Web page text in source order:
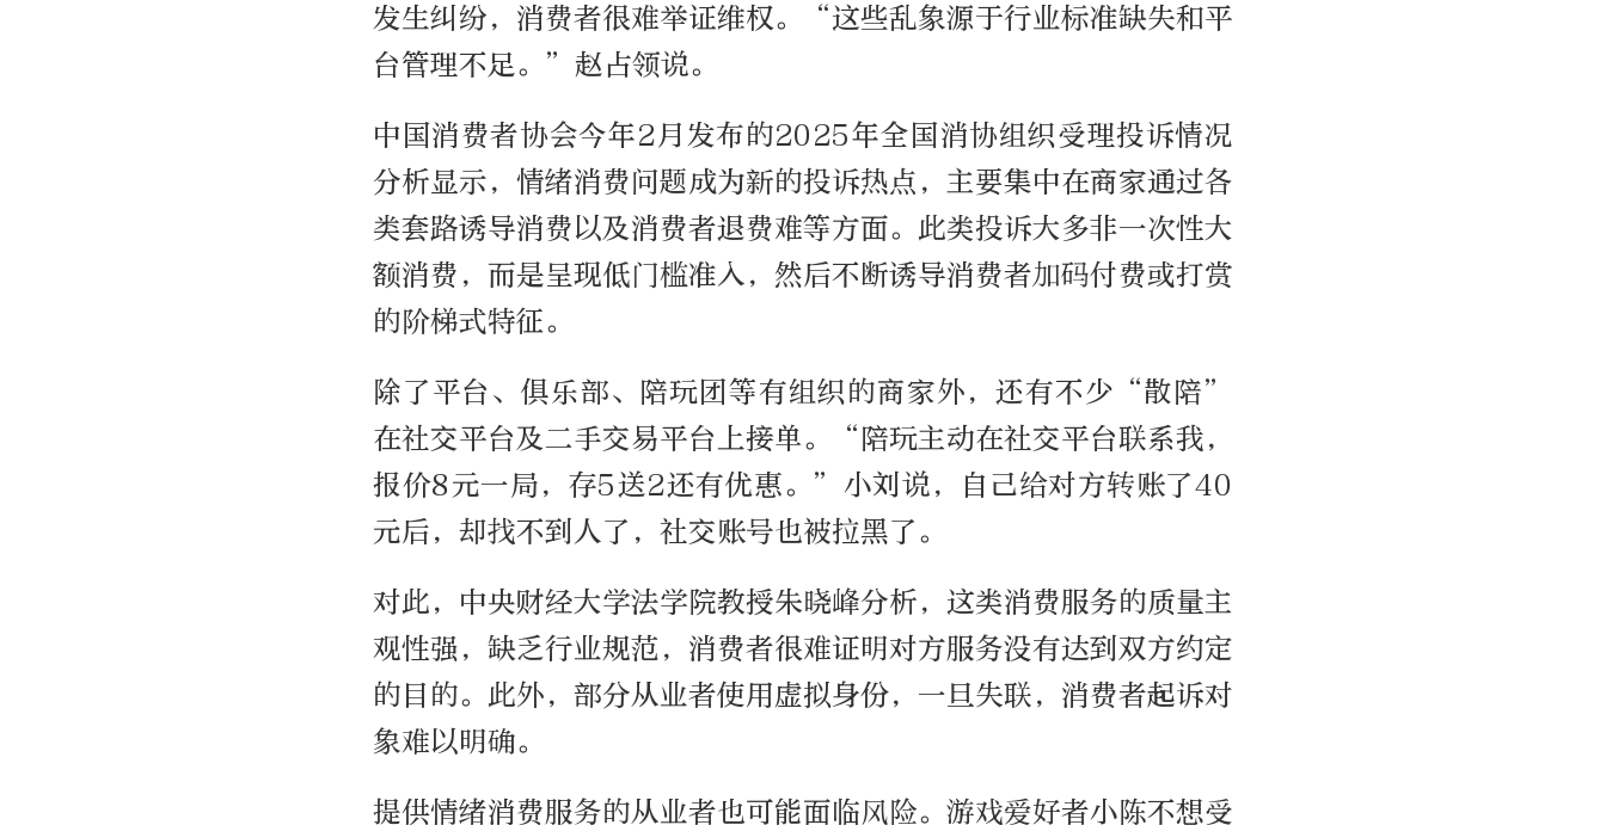
发生纠纷，消费者很难举证维权。“这些乱象源于行业标准缺失和平
台管理不足。”赵占领说。
中国消费者协会今年2月发布的2025年全国消协组织受理投诉情况
分析显示，情绪消费问题成为新的投诉热点，主要集中在商家通过各
类套路诱导消费以及消费者退费难等方面。此类投诉大多非一次性大
额消费，而是呈现低门槛准入，然后不断诱导消费者加码付费或打赏
的阶梯式特征。
除了平台、俱乐部、陪玩团等有组织的商家外，还有不少“散陪”
在社交平台及二手交易平台上接单。“陪玩主动在社交平台联系我，
报价8元一局，存5送2还有优惠。”小刘说，自己给对方转账了40
元后，却找不到人了，社交账号也被拉黑了。
对此，中央财经大学法学院教授朱晓峰分析，这类消费服务的质量主
观性强，缺乏行业规范，消费者很难证明对方服务没有达到双方约定
的目的。此外，部分从业者使用虚拟身份，一旦失联，消费者起诉对
象难以明确。
提供情绪消费服务的从业者也可能面临风险。游戏爱好者小陈不想受